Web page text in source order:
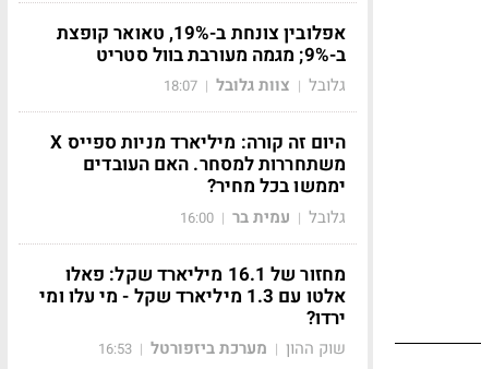
אפלובין צונחת ב-19%, טאואר קופצת
ב-9%; מגמה מעורבת בוול סטריט
גלובל | צוות גלובל |
18:07
היום זה קורה: מיליארד מניות ספייס X
משתחררות למסחר. האם העובדים
יממשו בכל מחיר?
גלובל | עמית בר |
16:00
מחזור של 16.1 מיליארד שקל: פאלו
אלטו עם 1.3 מיליארד שקל - מי עלו ומי
ירדו?
שוק ההון | מערכת ביזפורטל |
16:53